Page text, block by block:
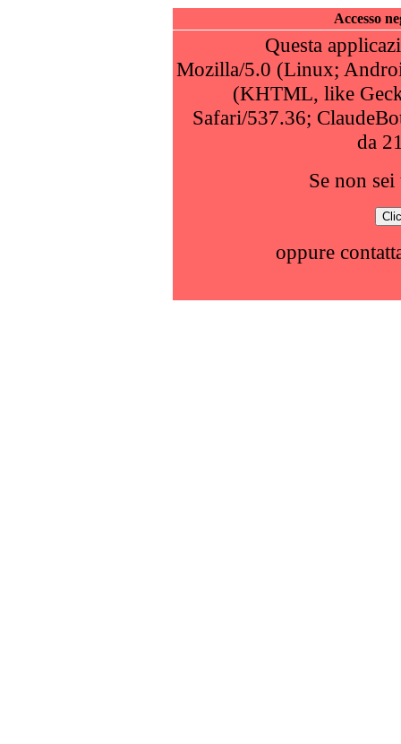
Accesso
Questa
Mozilla/5.0 (Linux;
(KHTML, like
Safari/537.36;
da
Se non
oppure